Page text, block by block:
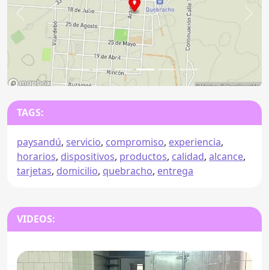
Anterior
TAGS:
paysandú, servicio, compromiso, experiencia,
horarios, dispositivos, productos, calidad, alcance,
tarjetas, domicilio, quebracho, entrega
VIDEOS: